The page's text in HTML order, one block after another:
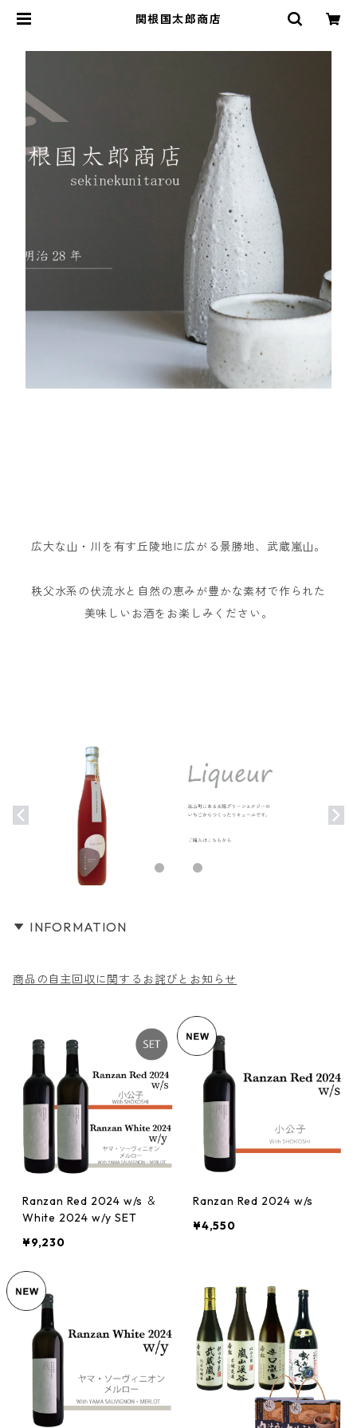
関根国太郎商店
広大な山・川を有す丘陵地に広がる景勝地、武蔵嵐山。
秩父水系の伏流水と自然の恵みが豊かな素材で作られた
美味しいお酒をお楽しみください。
INFORMATION
商品の自主回収に関するお詫びとお知らせ
Ranzan Red 2024 w/s ＆
White 2024 w/y SET
¥9,230
Ranzan Red 2024 w/s
¥4,550